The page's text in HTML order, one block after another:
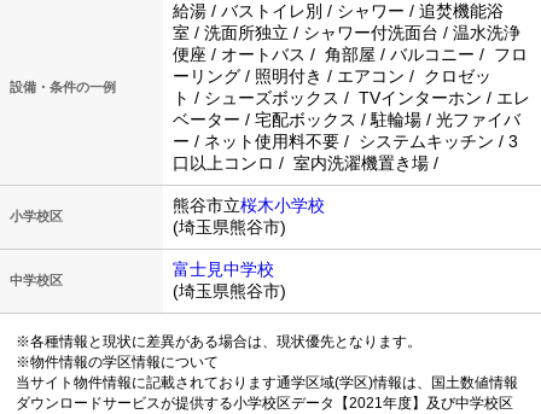
設備・条件の一例
給湯 / バストイレ別 / シャワー / 追焚機能浴
室 / 洗面所独立 / シャワー付洗面台 / 温水洗浄
便座 / オートバス / 角部屋 / バルコニー / フロ
ーリング / 照明付き / エアコン / クロゼッ
ト / シューズボックス / TVインターホン / エレ
ベーター / 宅配ボックス / 駐輪場 / 光ファイバ
ー / ネット使用料不要 / システムキッチン / 3
口以上コンロ / 室内洗濯機置き場 /
小学校区
熊谷市立桜木小学校
(埼玉県熊谷市)
中学校区
富士見中学校
(埼玉県熊谷市)
※各種情報と現状に差異がある場合は、現状優先となります。
※物件情報の学区情報について
当サイト物件情報に記載されております通学区域(学区)情報は、国土数値情報
ダウンロードサービスが提供する小学校区データ【2021年度】及び中学校区